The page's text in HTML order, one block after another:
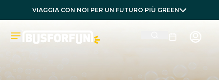
VIAGGIA CON NOI PER UN FUTURO PIÙ GREEN